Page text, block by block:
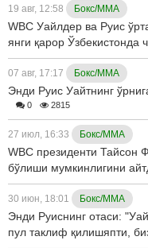
19 авг, 12:58 Бокс/ММА
WBC Уайлдер ва Руис
янги қарор Ўзбекистонда
07 авг, 17:17 Бокс/ММА
Энди Руис Уайтнинг
0 2815
27 июл, 16:33 Бокс/ММА
WBC президенти Тайсон
бўлиши мумкинлигини
30 июн, 18:01 Бокс/ММА
Энди Руиснинг отаси:
пул таклиф қилишяпти,